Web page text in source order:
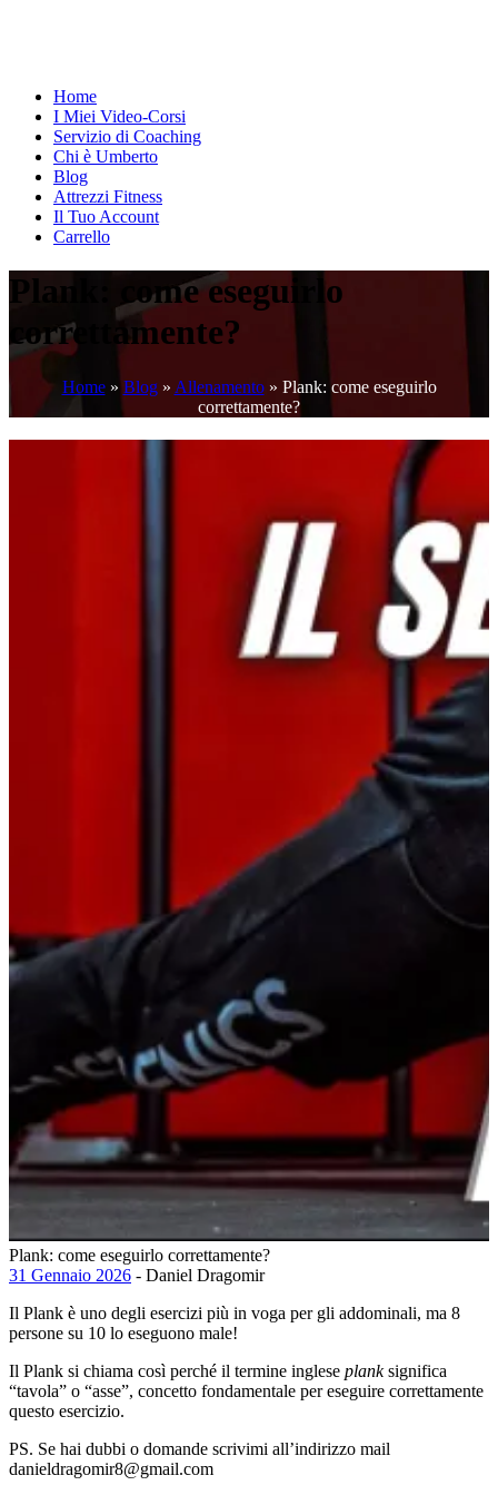
Home
I Miei Video-Corsi
Servizio di Coaching
Chi è Umberto
Blog
Attrezzi Fitness
Il Tuo Account
Carrello
Plank: come eseguirlo
correttamente?
Home» Blog» Allenamento» Plank: come eseguirlo
correttamente?
Plank: come eseguirlo correttamente?
31 Gennaio 2026 - Daniel Dragomir
Il Plank è uno degli esercizi più in voga per gli addominali, ma 8
persone su 10 lo eseguono male!
Il Plank si chiama così perché il termine inglese planksignifica
“tavola” o “asse”, concetto fondamentale per eseguire correttamente
questo esercizio.
PS. Se hai dubbi o domande scrivimi all’indirizzo mail
danieldragomir8@gmail.com